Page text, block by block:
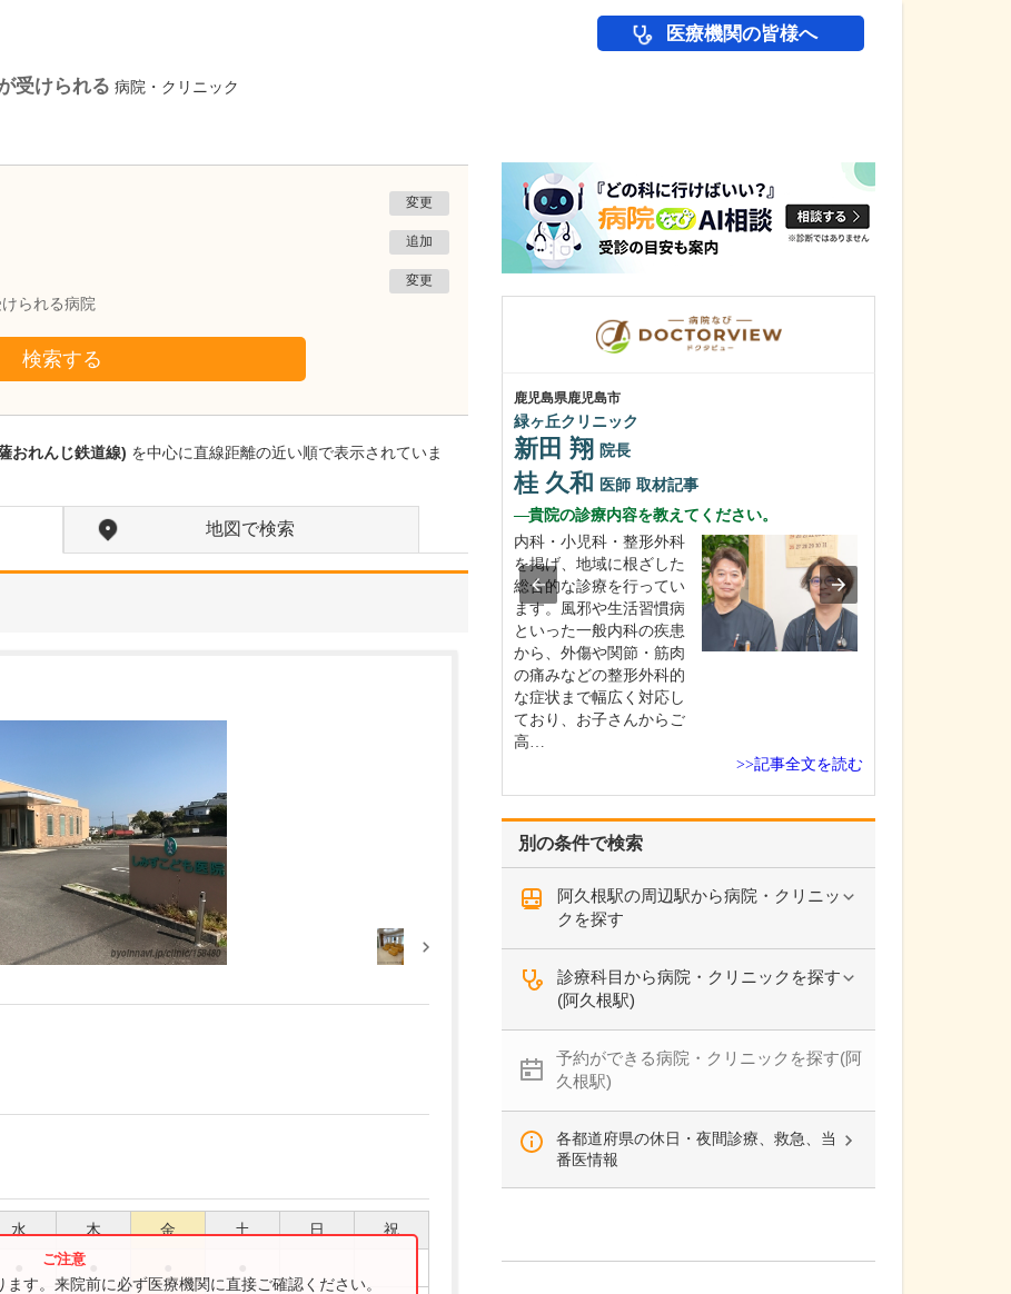
医療機関の皆様へ
受けられる 病院・クリニック
変更
追加
られる病院
変更
検索する
おれんじ鉄道線) を中心に直線距離の近い順で表示されていま
地図で検索
水 木 金 土 日 祝
す。来院前に必ず医療機関に直接ご確認ください。
別の条件で検索
阿久根駅の周辺駅から病院・クリニッ
クを探す
診療科目から病院・クリニックを探す
(阿久根駅)
予約ができる病院・クリニックを探す(阿
久根駅)
各都道府県の休日・夜間診療、救急、当
番医情報
冨永内科
冨永 裕一院長取材記事
診療されていますが、特に力を入れている分野は
ありますか?
父の代から「地域のかか
りつけ医として、どのよ
鹿児島県鹿児島市
緑ヶ丘クリニック
新田 翔 院長
桂 久和 医師 取材記事
貴院の診療内容を教えてください。
内科・小児科・整形外科
を掲げ、地域に根ざした
総合的な診療を行ってい
ます。風邪や生活習慣病
といった一般内科の疾患
から、外傷や関節・筋肉
の痛みなどの整形外科的
な症状まで幅広く対応し
ており、お子さんからご
高…
>>記事全文を読む